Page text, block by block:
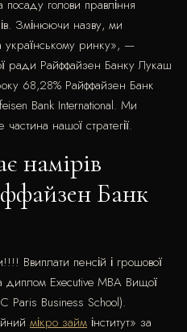
голови правління
Змінюючи назву, ми
українському ринку», —
ради Райффайзен Банку Лукаш
68,28% Райффайзен Банк
Bank International. Ми
нашої стратегії.
намірів
Банк
Ввиплати пенсій і грошової
Executive MBA Вищої
Paris Business School).
мікро займ інститут» за